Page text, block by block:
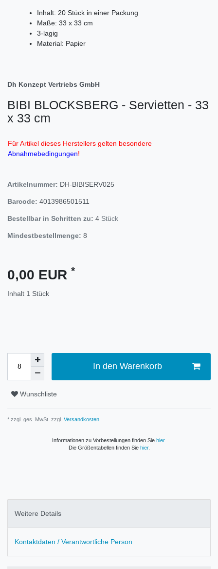
Inhalt: 20 Stück in einer Packung
Maße: 33 x 33 cm
3-lagig
Material: Papier
Dh Konzept Vertriebs GmbH
BIBI BLOCKSBERG - Servietten - 33
x 33 cm
Für Artikel dieses Herstellers gelten besondere
Abnahmebedingungen!
Artikelnummer: DH-BIBISERV025
Barcode: 4013986501511
Bestellbar in Schritten zu: 4 Stück
Mindestbestellmenge: 8
0,00 EUR *
Inhalt 1 Stück
In den Warenkorb
Wunschliste
* zzgl. ges. MwSt. zzgl. Versandkosten
Informationen zu Vorbestellungen finden Sie hier.
Die Größentabellen finden Sie hier.
Weitere Details
Kontaktdaten / Verantwortliche Person